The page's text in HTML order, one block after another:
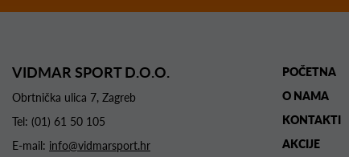
VIDMAR SPORT D.O.O.
Obrtnička ulica 7, Zagreb
Tel: (01) 61 50 105
E-mail: info@vidmarsport.hr
POČETNA
O NAMA
KONTAKTI
AKCIJE